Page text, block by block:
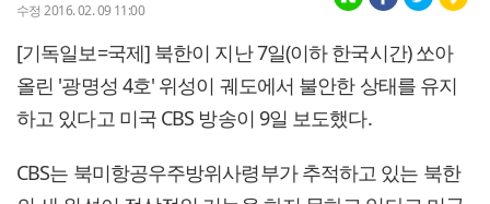
수정 2016. 02. 09 11:00
[기독일보=국제] 북한이 지난 7일(이하 한국시간) 쏘아
올린 '광명성 4호' 위성이 궤도에서 불안한 상태를 유지
하고 있다고 미국 CBS 방송이 9일 보도했다.
CBS는 북미항공우주방위사령부가 추적하고 있는 북한